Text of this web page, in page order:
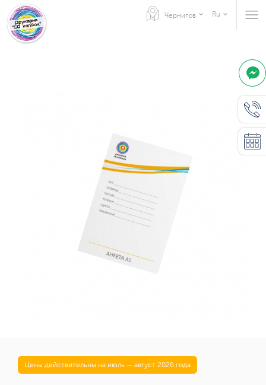
Чернигов Ru
Цены действительны на июль — август 2026 года